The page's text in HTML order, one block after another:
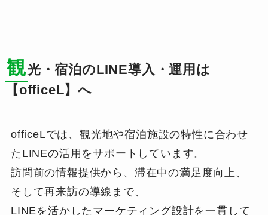
観光・宿泊のLINE導入・運用は
【officeL】へ
officeLでは、観光地や宿泊施設の特性に合わせ
たLINEの活用をサポートしています。
訪問前の情報提供から、滞在中の満足度向上、
そして再来訪の導線まで、
LINEを活かしたマーケティング設計を一貫して